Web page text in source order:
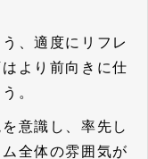
、適度にリフレ
より前向きに仕
。
意識し、率先し
全体の雰囲気が